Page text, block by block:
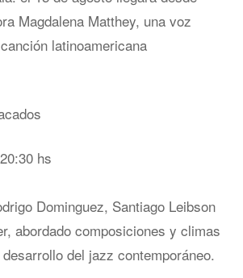
Magdalena Matthey, una voz
latinoamericana
hs
Dominguez, Santiago Leibson
abordado composiciones y climas
del jazz contemporáneo.